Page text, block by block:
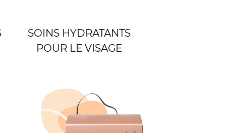
SOINS HYDRATANTS
POUR LE VISAGE